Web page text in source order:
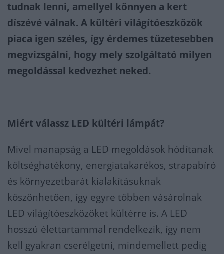
tudnak lenni, amellyel könnyen a kert
díszévé válnak. A kültéri világítóeszközök
piaca igen széles, így érdemes tüzetesebben
megvizsgálni, hogy mely szolgáltató milyen
megoldással kedvezhet neked.
Miért válassz LED kültéri lámpát?
Mivel manapság a LED megoldások hódítanak
költséghatékony, energiatakarékos, strapabíró
és környezetbarát kialakításuknak
köszönhetően, így egyre többen vásárolnak
LED világítóeszközöket kültérre is. A LED
hosszú élettartammal rendelkezik, így nem
kell gyakran cserélgetni, mindemellett pedig